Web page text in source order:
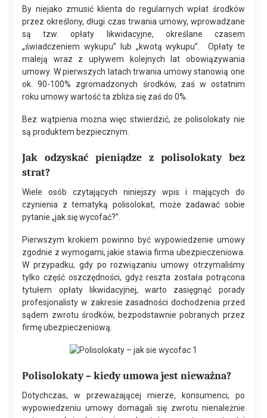
By niejako zmusić klienta do regularnych wpłat środków
przez określony, długi czas trwania umowy, wprowadzane
są tzw. opłaty likwidacyjne, określane czasem
„świadczeniem wykupu” lub „kwotą wykupu”. Opłaty te
maleją wraz z upływem kolejnych lat obowiązywania
umowy. W pierwszych latach trwania umowy stanowią one
ok. 90-100% zgromadzonych środków, zaś w ostatnim
roku umowy wartość ta zbliża się zaś do 0%.
Bez wątpienia można więc stwierdzić, że polisolokaty nie
są produktem bezpiecznym.
Jak odzyskać pieniądze z polisolokaty bez
strat?
Wiele osób czytających niniejszy wpis i mających do
czynienia z tematyką polisolokat, może zadawać sobie
pytanie „jak się wycofać?”.
Pierwszym krokiem powinno być wypowiedzenie umowy
zgodnie z wymogami, jakie stawia firma ubezpieczeniowa.
W przypadku, gdy po rozwiązaniu umowy otrzymaliśmy
tylko część oszczędności, gdyż reszta została potrącona
tytułem opłaty likwidacyjnej, warto zasięgnąć porady
profesjonalisty w zakresie zasadności dochodzenia przed
sądem zwrotu środków, bezpodstawnie pobranych przez
firmę ubezpieczeniową.
Polisolokaty – kiedy umowa jest nieważna?
Dotychczas, w przeważającej mierze, konsumenci, po
wypowiedzeniu umowy domagali się zwrotu nienależnie